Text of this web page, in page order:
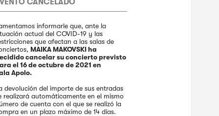
CANCELADO
informarle que, ante la
actual del COVID-19 y las
que afectan a las salas de
MAIKA MAKOVSKI ha
cancelar su concierto previsto
el 16 de octubre de 2021 en
Apolo.
devolución del importe de sus entradas
realizará automáticamente en el mismo
de cuenta con el que se realizó la
en un plazo máximo de 14 días.